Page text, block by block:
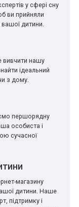
у сфері сну
ви прийняли
вашої дитини.
вивчити нашу
ідеальний
з дому.
першорядну
особиста і
сучасної
магазину
дитини. Наше
підтримку і